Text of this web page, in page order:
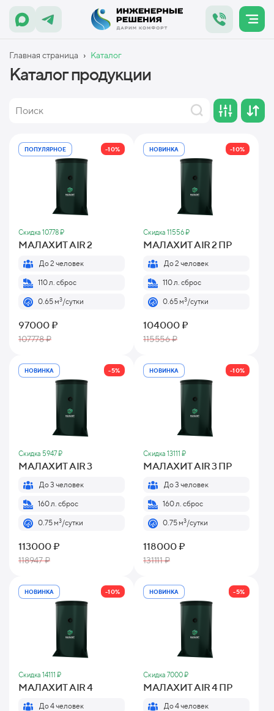
Главная страница › Каталог
Каталог продукции
ПОПУЛЯРНОЕ -10%
Скидка 10778 ₽
МАЛАХИТ AIR 2
До 2 человек
110 л. сброс
0.65 м3/сутки
97000 ₽
107778 ₽
НОВИНКА -10%
Скидка 11556 ₽
МАЛАХИТ AIR 2 ПР
До 2 человек
110 л. сброс
0.65 м3/сутки
104000 ₽
115556 ₽
НОВИНКА -5%
Скидка 5947 ₽
МАЛАХИТ AIR 3
До 3 человек
160 л. сброс
0.75 м3/сутки
113000 ₽
118947 ₽
НОВИНКА -10%
Скидка 13111 ₽
МАЛАХИТ AIR 3 ПР
До 3 человек
160 л. сброс
0.75 м3/сутки
118000 ₽
131111 ₽
НОВИНКА -10%
Скидка 14111 ₽
МАЛАХИТ AIR 4
До 4 человек
НОВИНКА -5%
Скидка 7000 ₽
МАЛАХИТ AIR 4 ПР
До 4 человек